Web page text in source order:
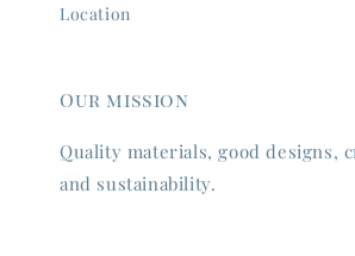
Location
Our mission
Quality materials, good designs,
and sustainability.